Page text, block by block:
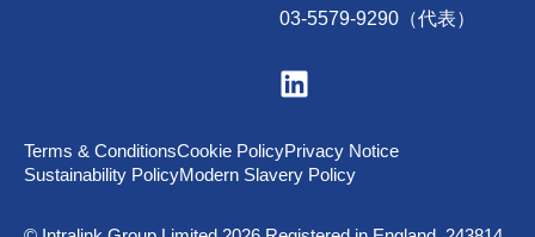
03-5579-9290（代表）
V
i
t
u
n
Terms & ConditionsCookie PolicyPrivacy Notice
Sustainability PolicyModern Slavery Policy